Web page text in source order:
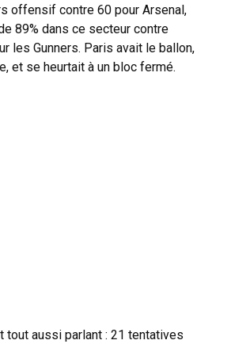
offensif contre 60 pour Arsenal,
89% dans ce secteur contre
les Gunners. Paris avait le ballon,
et se heurtait à un bloc fermé.
tout aussi parlant : 21 tentatives